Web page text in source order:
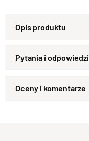
Materiał
Zapytaj o produkt